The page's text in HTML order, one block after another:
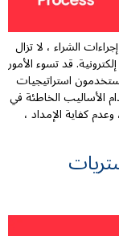
الشراء ، لا تزال
قد تسوء الأمور
استراتيجيات
الأساليب الخاطئة في
كفاية الإمداد ،